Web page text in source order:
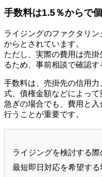
手数料は1.5％からで
ライジングのファクタリ
からとされています。
ただし、実際の費用は売
るため、事前相談で確認す
手数料は、売掛先の信用
式、債権金額などによって
急ぎの場合でも、費用と
行うことが重要です。
ライジングを検討する際
最短即日対応を希望す